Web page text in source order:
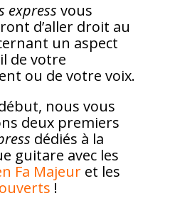
express vous
d’aller droit au
un aspect
de votre
ou de votre voix.
nous vous
deux premiers
dédiés à la
guitare avec les
Fa Majeuret les
!